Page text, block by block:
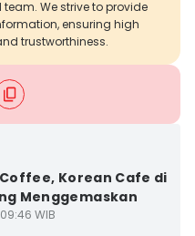
We strive to provide
ensuring high
trustworthiness.
Korean Cafe di
Menggemaskan
WIB